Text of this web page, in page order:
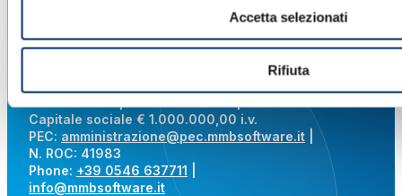
Accetta selezionati
Rifiuta
Parità di Genere
Capitale sociale € 1.000.000,00 i.v.
PEC: amministrazione@pec.mmbsoftware.it
N. ROC: 41983
Phone: +39 0546 637711
info@mmbsoftware.it